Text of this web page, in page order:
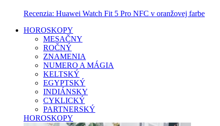
Recenzia: Huawei Watch Fit 5 Pro NFC v oranžovej farbe
HOROSKOPY
MESAČNY
ROČNÝ
ZNAMENIA
NUMERO A MÁGIA
KELTSKÝ
EGYPTSKÝ
INDIÁNSKY
CYKLICKÝ
PARTNERSKÝ
HOROSKOPY